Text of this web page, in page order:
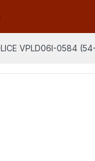
VPLD06I-0584